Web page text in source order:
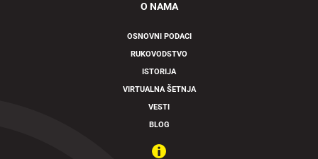
O NAMA
OSNOVNI PODACI
RUKOVODSTVO
ISTORIJA
VIRTUALNA ŠETNJA
VESTI
BLOG